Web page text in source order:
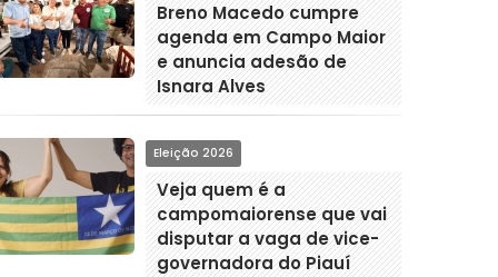
Breno Macedo cumpre
agenda em Campo Maior
e anuncia adesão de
Isnara Alves
Eleição 2026
Veja quem é a
campomaiorense que vai
disputar a vaga de vice-
governadora do Piauí